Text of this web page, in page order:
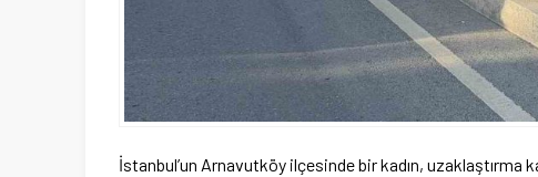
İstanbul’un Arnavutköy ilçesinde bir kadın,